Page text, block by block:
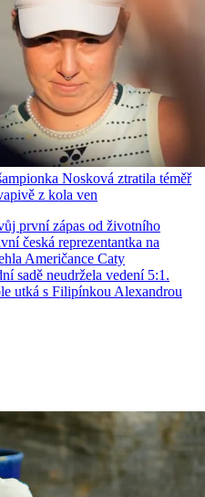
Nosková ztratila téměř
z kola ven
první zápas od životního
česká reprezentantka na
Američance Caty
sadě neudržela vedení 5:1.
utká s Filipínkou Alexandrou